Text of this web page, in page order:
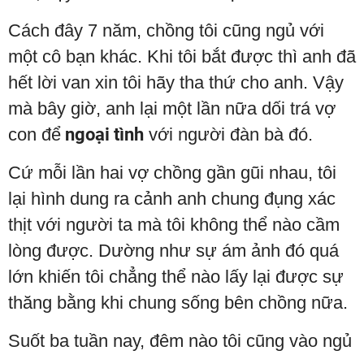
Cách đây 7 năm, chồng tôi cũng ngủ với
một cô bạn khác. Khi tôi bắt được thì anh đã
hết lời van xin tôi hãy tha thứ cho anh. Vậy
mà bây giờ, anh lại một lần nữa dối trá vợ
con để ngoại tình với người đàn bà đó.
Cứ mỗi lần hai vợ chồng gần gũi nhau, tôi
lại hình dung ra cảnh anh chung đụng xác
thịt với người ta mà tôi không thể nào cầm
lòng được. Dường như sự ám ảnh đó quá
lớn khiến tôi chẳng thể nào lấy lại được sự
thăng bằng khi chung sống bên chồng nữa.
Suốt ba tuần nay, đêm nào tôi cũng vào ngủ